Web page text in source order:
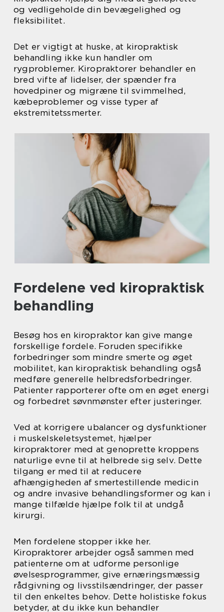
og vedligeholde din bevægelighed og
fleksibilitet.
Det er vigtigt at huske, at kiropraktisk
behandling ikke kun handler om
rygproblemer. Kiropraktorer behandler en
bred vifte af lidelser, der spænder fra
hovedpiner og migræne til svimmelhed,
kæbeproblemer og visse typer af
ekstremitetssmerter.
Fordelene ved kiropraktisk
behandling
Besøg hos en kiropraktor kan give mange
forskellige fordele. Foruden specifikke
forbedringer som mindre smerte og øget
mobilitet, kan kiropraktisk behandling også
medføre generelle helbredsforbedringer.
Patienter rapporterer ofte om en øget energi
og forbedret søvnmønster efter justeringer.
Ved at korrigere ubalancer og dysfunktioner
i muskelskeletsystemet, hjælper
kiropraktorer med at genoprette kroppens
naturlige evne til at helbrede sig selv. Dette
tilgang er med til at reducere
afhængigheden af smertestillende medicin
og andre invasive behandlingsformer og kan i
mange tilfælde hjælpe folk til at undgå
kirurgi.
Men fordelene stopper ikke her.
Kiropraktorer arbejder også sammen med
patienterne om at udforme personlige
øvelsesprogrammer, give ernæringsmæssig
rådgivning og livsstilsændringer, der passer
til den enkeltes behov. Dette holistiske fokus
betyder, at du ikke kun behandler